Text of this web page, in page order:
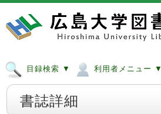
目録検索 ▼ 利用者メニュー ▼
書誌詳細